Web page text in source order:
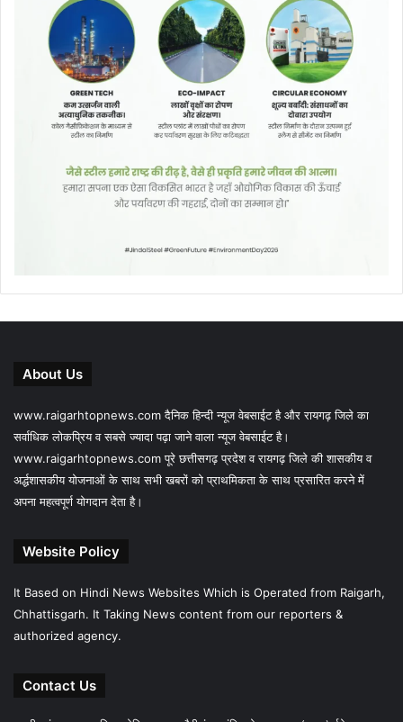
About Us
www.raigarhtopnews.com दैनिक हिन्दी न्यूज वेबसाईट है और रायगढ़ जिले का
सर्वाधिक लोकप्रिय व सबसे ज्यादा पढ़ा जाने वाला न्यूज वेबसाईट है।
www.raigarhtopnews.com पूरे छत्तीसगढ़ प्रदेश व रायगढ़ जिले की शासकीय व
अर्द्धशासकीय योजनाओं के साथ सभी खबरों को प्राथमिकता के साथ प्रसारित करने में
अपना महत्वपूर्ण योगदान देता है।
Website Policy
It Based on Hindi News Websites Which is Operated from Raigarh,
Chhattisgarh. It Taking News content from our reporters &
authorized agency.
Contact Us